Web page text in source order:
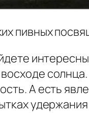
пивных
А есть